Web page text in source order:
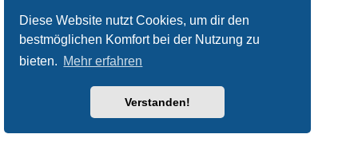
Diese Website nutzt Cookies, um dir den
bestmöglichen Komfort bei der Nutzung zu
bieten. Mehr erfahren
Verstanden!